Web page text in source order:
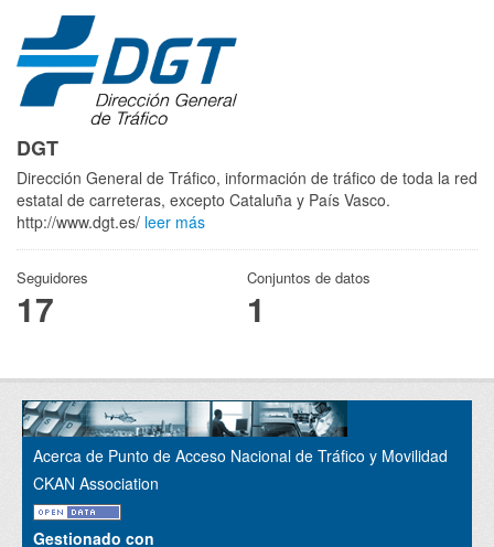
DGT
Dirección General de Tráfico, información de tráfico de toda la red
estatal de carreteras, excepto Cataluña y País Vasco.
http://www.dgt.es/ leer más
Seguidores
17
Conjuntos de datos
1
Acerca de Punto de Acceso Nacional de Tráfico y Movilidad
CKAN Association
Gestionado con